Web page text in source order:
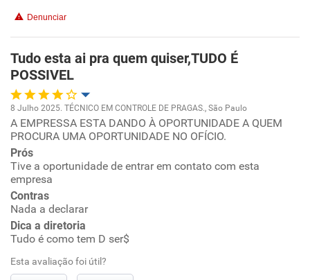
Recomenda esta empresa
Denunciar
Tudo esta ai pra quem quiser,TUDO É
POSSIVEL
Oportunidade de promoção
Ambiente de trabalho
Conciliação com a vida familiar
Benefícios
Recomenda esta empresa
8 Julho 2025. TÉCNICO EM CONTROLE DE PRAGAS., São Paulo
A EMPRESSA ESTA DANDO À OPORTUNIDADE A QUEM
PROCURA UMA OPORTUNIDADE NO OFÍCIO.
Prós
Tive a oportunidade de entrar em contato com esta
empresa
Contras
Nada a declarar
Dica a diretoria
Tudo é como tem D ser$
Esta avaliação foi útil?